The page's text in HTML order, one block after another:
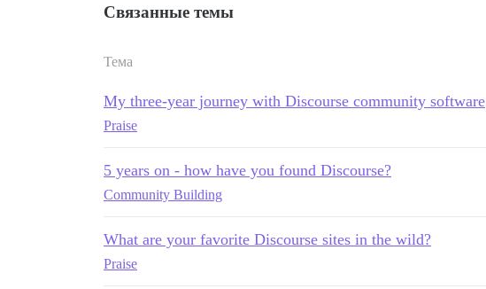
Связанные темы
Тема
My three-year journey with Discourse community software
Praise
5 years on - how have you found Discourse?
Community Building
What are your favorite Discourse sites in the wild?
Praise